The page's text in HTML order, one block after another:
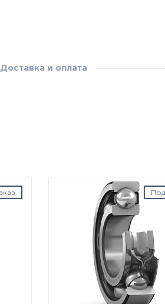
Доставка и оплата
Под заказ